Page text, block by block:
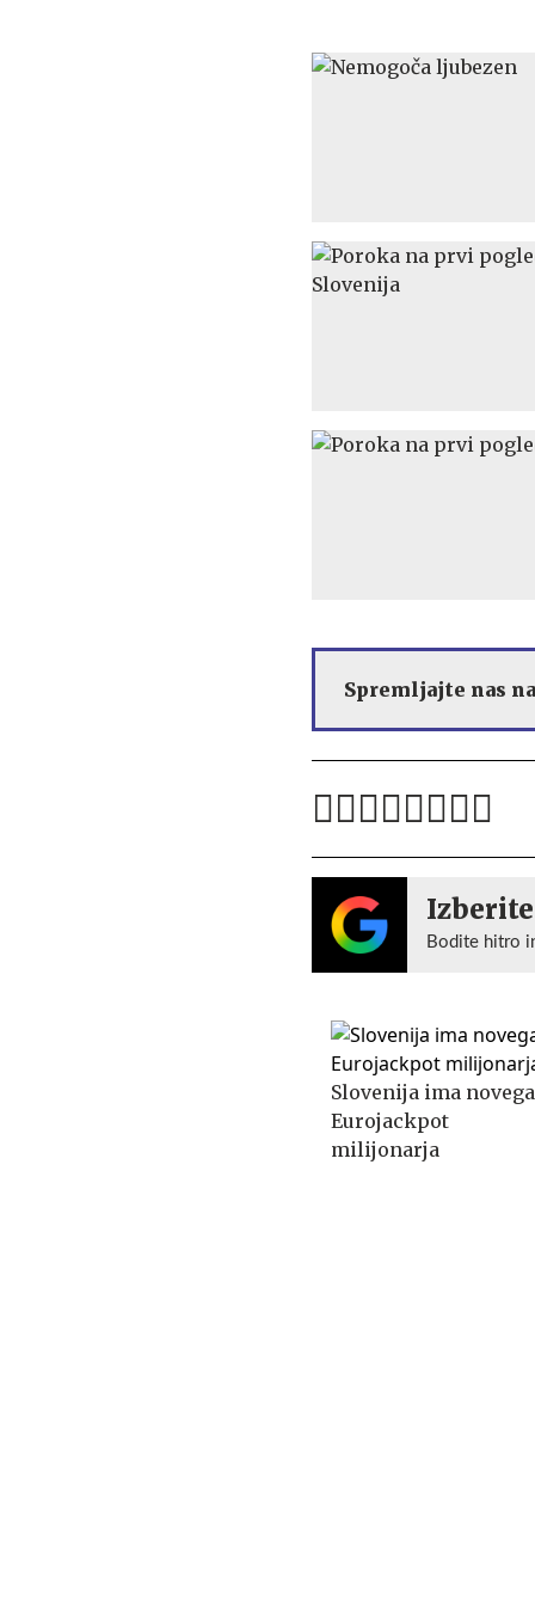
Spremljajte nas
Bodite hitro
Slovenija ima novega
Eurojackpot
milijonarja